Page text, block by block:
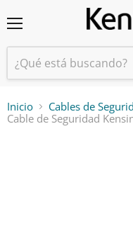
Inicio
Cables de
Cable de Seguridad